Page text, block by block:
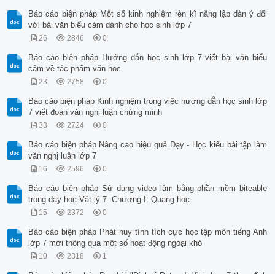
Báo cáo biện pháp Một số kinh nghiệm rèn kĩ năng lập dàn ý đối
với bài văn biểu cảm dành cho học sinh lớp 7
26 2846 0
Báo cáo biện pháp Hướng dẫn học sinh lớp 7 viết bài văn biểu
cảm về tác phẩm văn học
23 2758 0
Báo cáo biện pháp Kinh nghiệm trong việc hướng dẫn học sinh lớp
7 viết đoạn văn nghị luận chứng minh
33 2724 0
Báo cáo biện pháp Nâng cao hiệu quả Dạy - Học kiểu bài tập làm
văn nghị luận lớp 7
16 2596 0
Báo cáo biện pháp Sử dụng video làm bằng phần mềm biteable
trong dạy học Vật lý 7- Chương I: Quang học
15 2372 0
Báo cáo biện pháp Phát huy tính tích cực học tập môn tiếng Anh
lớp 7 mới thông qua một số hoạt động ngoại khó
10 2318 1